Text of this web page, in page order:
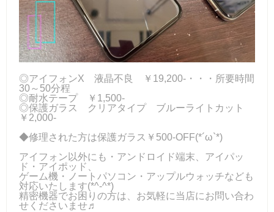
◎アイフォンX 液晶不良 ￥19,200-・・・所要時間
30～50分程
◎耐水テープ ￥1,500-
◎保護ガラス クリアタイプ ブルーライトカット
￥2,000-
◆修理された方は保護ガラス￥500-OFF(*´ω`*)
アイフォン以外にも・アンドロイド端末、アイパッ
ド・アイポッド、
ゲーム機・ノートパソコン・アップルウォッチなども
対応いたします(*^-^*)
精密機器でお困りの方は、お気軽に当店にお問い合わ
せくださいませ♬